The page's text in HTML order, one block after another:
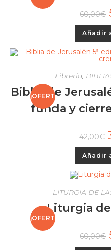
60,00€
Añadir
¡OFERT
Librería,
Biblia de
funda y
42,00€
Añadir
¡OFERT
LITURGIA DE
Liturgia
60,00€